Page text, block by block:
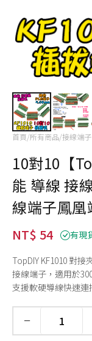
首頁/所有商品/接線端子
10對10【
能 導線 接
線端子鳳
NT$ 54 有現
TopDIY KF1010 對
接線端子，適用於
支援軟硬導線快速連
−